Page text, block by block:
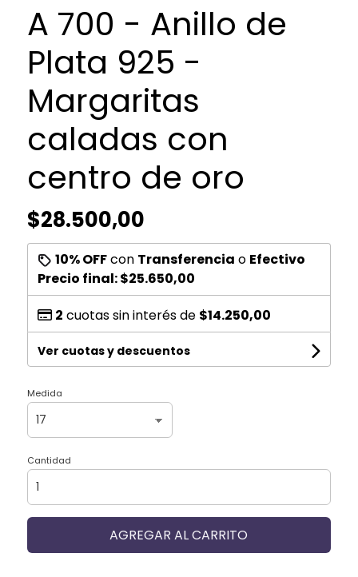
A 700 - Anillo de
Plata 925 -
Margaritas
caladas con
centro de oro
$28.500,00
10% OFFcon Transferencia o Efectivo
Precio final:$25.650,00
2 cuotas sin interés de $14.250,00
Ver cuotas y descuentos
Medida
Cantidad
AGREGAR AL CARRITO